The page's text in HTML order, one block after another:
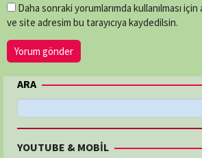
Daha sonraki yorumlarımda kullanılması
ve site adresim bu tarayıcıya kaydedilsin.
ARA
YOUTUBE & MOBİL